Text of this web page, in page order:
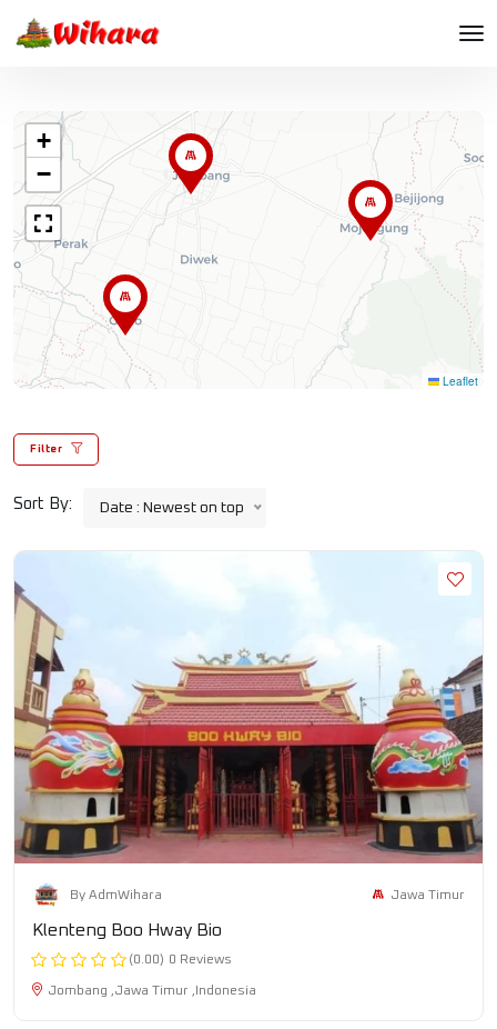
+
−
Leaflet
Filter
Sort By: Date : Newest on top
By AdmWihara Jawa Timur
Klenteng Boo Hway Bio
(0.00) 0 Reviews
Jombang ,Jawa Timur ,Indonesia